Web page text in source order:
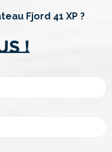
Fjord 41 XP ?
!